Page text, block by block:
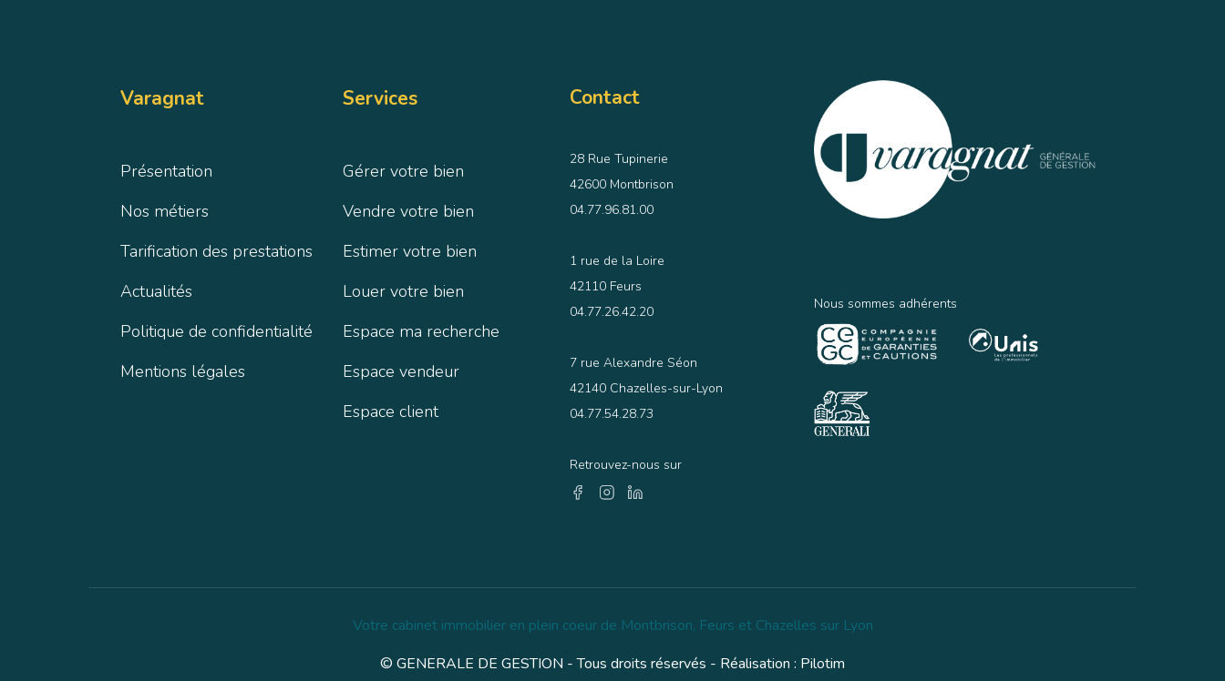
Varagnat
Présentation
Nos métiers
Tarification des prestations
Actualités
Politique de confidentialité
Mentions légales
Services
Gérer votre bien
Vendre votre bien
Estimer votre bien
Louer votre bien
Espace ma recherche
Espace vendeur
Espace client
Contact
28 Rue Tupinerie
42600 Montbrison
04.77.96.81.00
1 rue de la Loire
42110 Feurs
04.77.26.42.20
7 rue Alexandre Séon
42140 Chazelles-sur-Lyon
04.77.54.28.73
Retrouvez-nous sur
Nous sommes adhérents
Votre cabinet immobilier en plein coeur de Montbrison, Feurs et Chazelles sur Lyon
© GENERALE DE GESTION - Tous droits réservés - Réalisation : Pilotim